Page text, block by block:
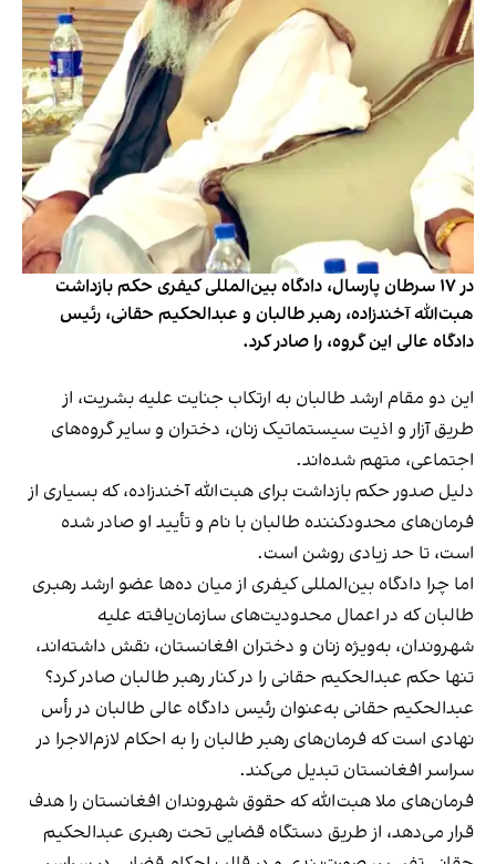
در ۱۷ سرطان پارسال، دادگاه بین‌المللی کیفری حکم بازداشت
هبت‌الله آخندزاده، رهبر طالبان و عبدالحکیم حقانی، رئیس
دادگاه عالی این گروه، را صادر کرد.
این دو مقام ارشد طالبان به ارتکاب جنایت علیه بشریت، از
طریق آزار و اذیت سیستماتیک زنان، دختران و سایر گروه‌های
اجتماعی، متهم شده‌اند.
دلیل صدور حکم بازداشت برای هبت‌الله آخندزاده، که بسیاری از
فرمان‌های محدودکننده طالبان با نام و تأیید او صادر شده
است، تا حد زیادی روشن است.
اما چرا دادگاه بین‌المللی کیفری از میان ده‌ها عضو ارشد رهبری
طالبان که در اعمال محدودیت‌های سازمان‌یافته علیه
شهروندان، به‌ویژه زنان و دختران افغانستان، نقش داشته‌اند،
تنها حکم عبدالحکیم حقانی را در کنار رهبر طالبان صادر کرد؟
عبدالحکیم حقانی به‌عنوان رئیس دادگاه عالی طالبان در رأس
نهادی است که فرمان‌های رهبر طالبان را به احکام لازم‌الاجرا در
سراسر افغانستان تبدیل می‌کند.
فرمان‌های ملا هبت‌الله که حقوق شهروندان افغانستان را هدف
قرار می‌دهد، از طریق دستگاه قضایی تحت رهبری عبدالحکیم